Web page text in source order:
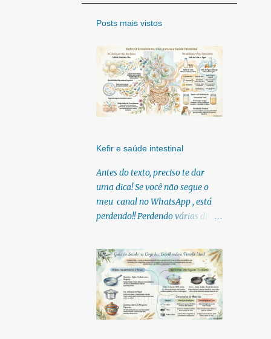
Posts mais vistos
Kefir e saúde intestinal
Antes do texto, preciso te dar
uma dica! Se você não segue o
meu canal no WhatsApp , está
perdendo!! Perdendo várias dicas,
infográficos, o link para
download dos meus e-books.
Para acessar clique no link:
https://whatsapp.com/channel/0
029Vb6U4AqKgsNzkBhubA40